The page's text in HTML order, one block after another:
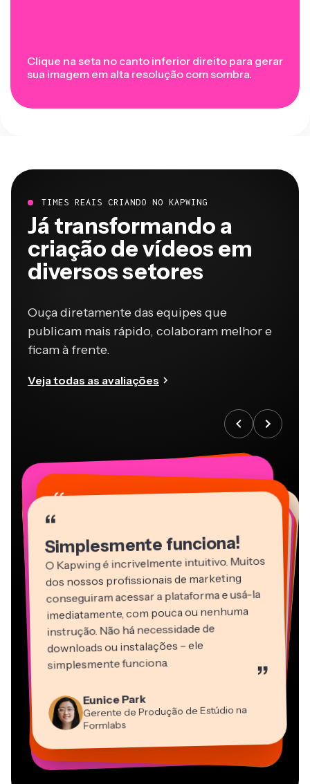
Clique na seta no canto inferior direito para gerar
sua imagem em alta resolução com sombra.
TIMES REAIS CRIANDO NO KAPWING
Já transformando a
criação de vídeos em
diversos setores
Ouça diretamente das equipes que
publicam mais rápido, colaboram melhor e
ficam à frente.
Veja todas as avaliações
“
Simplesmente funciona!
O Kapwing é incrivelmente intuitivo. Muitos
dos nossos profissionais de marketing
conseguiram acessar a plataforma e usá-la
imediatamente, com pouca ou nenhuma
instrução. Não há necessidade de
downloads ou instalações – ele
simplesmente funciona. ”
Eunice Park
Gerente de Produção de Estúdio na
Formlabs
“
Vannesia Darby
CEO da MOXIE Nashville
“
Grant Taleck
Cofundador da
AuthentIQMarketing.com
Sócio Diretor da EPATHLON
“
Kerry-lee Farla
Youtuber
Gracie Peng
Diretor de Conteúdo
“
Martin James
Editor de Vídeo
Heidi Rae
Educação
“
Consultor
“
Mitch Rawlings
Freelancer de Serviços de Informação
“
Dina Segovia
Trabalhador Autônomo Virtual